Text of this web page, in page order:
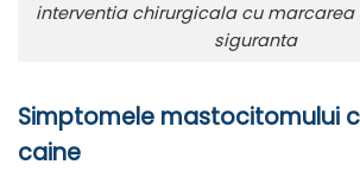
interventia chirurgicala cu
siguranta
Simptomele mastocitomului
caine